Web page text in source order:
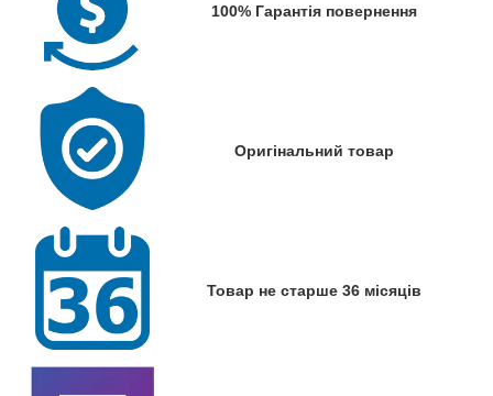
100% Гарантія повернення
Оригінальний товар
Товар не старше 36 місяців